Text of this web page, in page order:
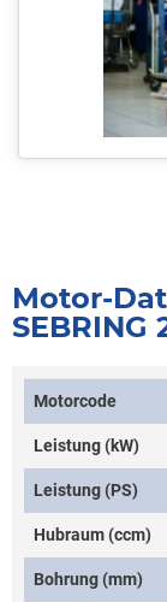
Motor-
SEBRING
Motorcode
Leistung (kW)
Leistung (PS)
Hubraum (ccm)
Bohrung (mm)